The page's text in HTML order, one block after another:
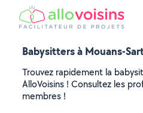
Babysitters à Mouans-
Trouvez rapidement la
AlloVoisins ! Consultez les
membres !